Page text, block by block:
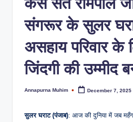
संगरूर के सुलर
असहाय परिवार के
जिंदगी की उम्मीद
Annapurna Muhim December 7, 2025
सुलर घराट (पंजाब): आज की दुनिया में जब